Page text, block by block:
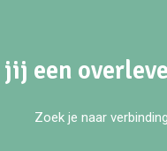
jij een
Zoek je naar